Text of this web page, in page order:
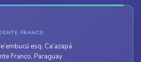
FRANCO
esq. Ca’azapá
Franco, Paraguay